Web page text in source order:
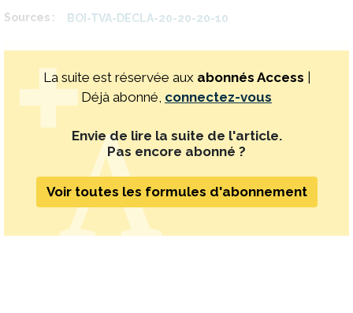
Sources BOI-TVA-DECLA-20-20-20-10
La suite est réservée aux abonnés Access |
Déjà abonné, connectez-vous
Envie de lire la suite de l'article.
Pas encore abonné ?
Voir toutes les formules d'abonnement